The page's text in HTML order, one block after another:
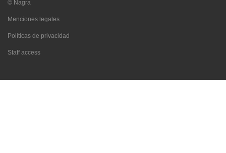
© Nagra
Menciones legales
Políticas de privacidad
Staff access